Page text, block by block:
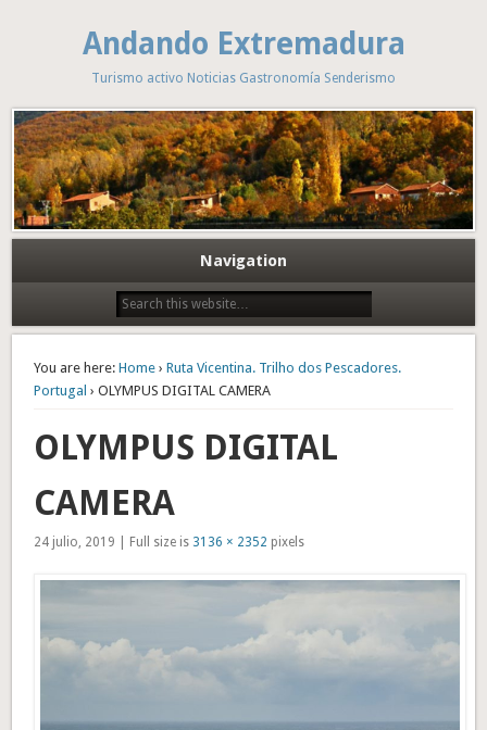
Andando Extremadura
Turismo activo Noticias Gastronomía Senderismo
Navigation
You are here: Home ›Ruta Vicentina. Trilho dos Pescadores.
Portugal › OLYMPUS DIGITAL CAMERA
OLYMPUS DIGITAL
CAMERA
24 julio, 2019 | Full size is 3136 × 2352 pixels